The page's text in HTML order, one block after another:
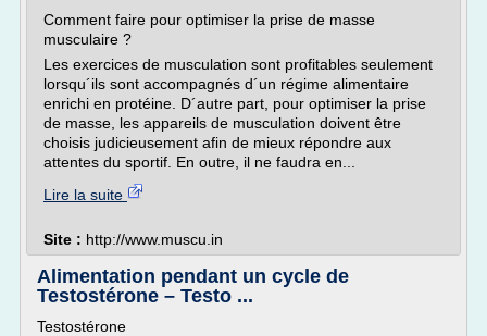
Comment faire pour optimiser la prise de masse
musculaire ?
Les exercices de musculation sont profitables seulement
lorsqu´ils sont accompagnés d´un régime alimentaire
enrichi en protéine. D´autre part, pour optimiser la prise
de masse, les appareils de musculation doivent être
choisis judicieusement afin de mieux répondre aux
attentes du sportif. En outre, il ne faudra en...
Lire la suite
Site : http://www.muscu.in
Alimentation pendant un cycle de
Testostérone – Testo ...
Testostérone